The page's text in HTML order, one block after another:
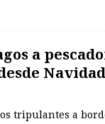
a
Navidad
tripulantes a